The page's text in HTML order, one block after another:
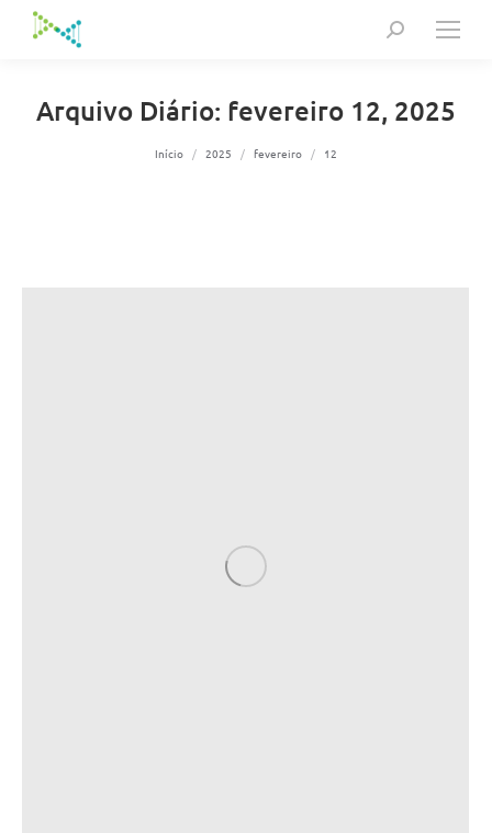
Search:
Arquivo Diário: fevereiro 12, 2025
Você está aqui:
Início 2025 fevereiro 12